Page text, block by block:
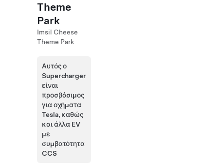
Theme
Park
Imsil Cheese
Theme Park
Αυτός ο
Supercharger
είναι
προσβάσιμος
για οχήματα
Tesla, καθώς
και άλλα EV
με
συμβατότητα
CCS